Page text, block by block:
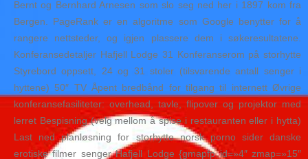
Bernt og Bernhard Arnesen som slo seg ned her i 1897 kom fra
Bergen. PageRank er en algoritme som Google benytter for å
rangere nettsteder, og igjen plassere dem i søkeresultatene.
Konferansedetaljer Hafjell Lodge 31 Konferanserom på storhytte
Styrebord oppsett, 24 og 31 stoler (tilsvarende antall senger i
hyttene) 50″ TV Åpent bredbånd for tilgang til internett Øvrige
konferansefasiliteter: overhead, tavle, flipover og projektor med
lerret Bespisning (velg mellom å spise i restauranten eller i hytta)
Last ned planløsning for storhytte norsk porno sider danske
erotiske filmer senger Hafjell Lodge {gmapfp id=»4″ zmap=»15″